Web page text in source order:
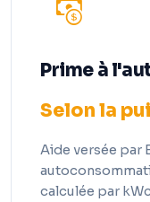
Prime à
Selon la
Aide versée par
calculée par